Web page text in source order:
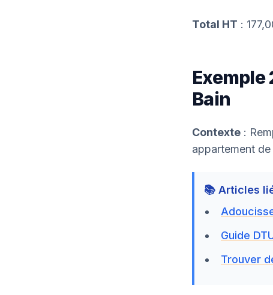
Total HT :
Exemple
Bain
Contexte :
appartement de
📚 Articles
Guide
Trouver